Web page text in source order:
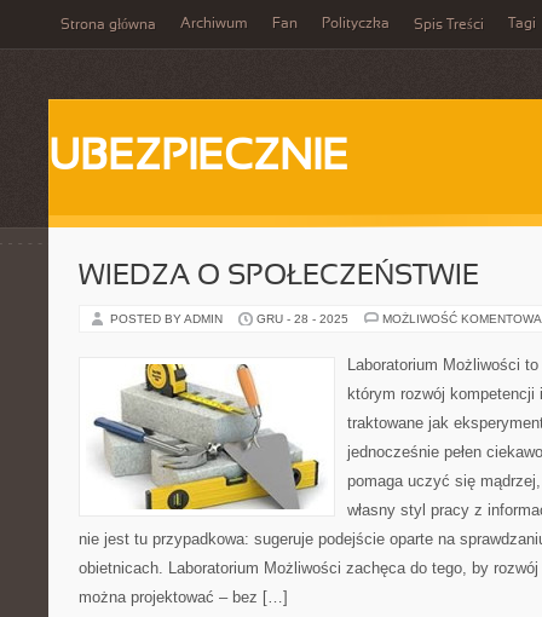
Strona główna Archiwum Fan Polityczka Spis Treści Tagi
UBEZPIECZNIE
WIEDZA O SPOŁECZEŃSTWIE
POSTED BY ADMIN GRU - 28 - 2025 MOŻLIWOŚĆ
Laboratorium Możliwości
którym rozwój
traktowane jak
jednocześnie pełen
pomaga uczyć się
własny styl pracy z
nie jest tu przypadkowa: sugeruje podejście oparte na
obietnicach. Laboratorium Możliwości zachęca do tego, by
można projektować – bez […]